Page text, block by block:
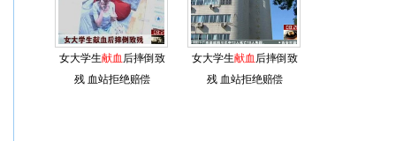
女大学生献血 后摔倒致
残 血站拒绝赔偿
女大学生献血 后摔倒致
残 血站拒绝赔偿